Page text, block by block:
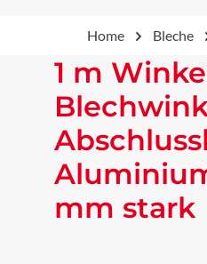
Home Bleche
1 m
mm stark